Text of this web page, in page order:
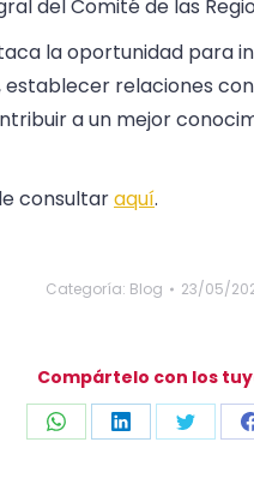
del Comité de las
la oportunidad para
relaciones
a un mejor
consultaraquí.
Categoría: Blog 23/05/
Compártelo con los
CompartirCompartir